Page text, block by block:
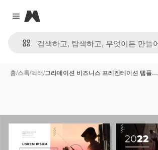
Close menu
Magnific
홈/스톡/벡터/그라데이션 비즈니스 프레젠테이션 템플…